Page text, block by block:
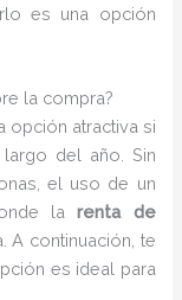
es una opción
la compra?
opción atractiva si
del año. Sin
el uso de un
larenta de
A continuación, te
es ideal para